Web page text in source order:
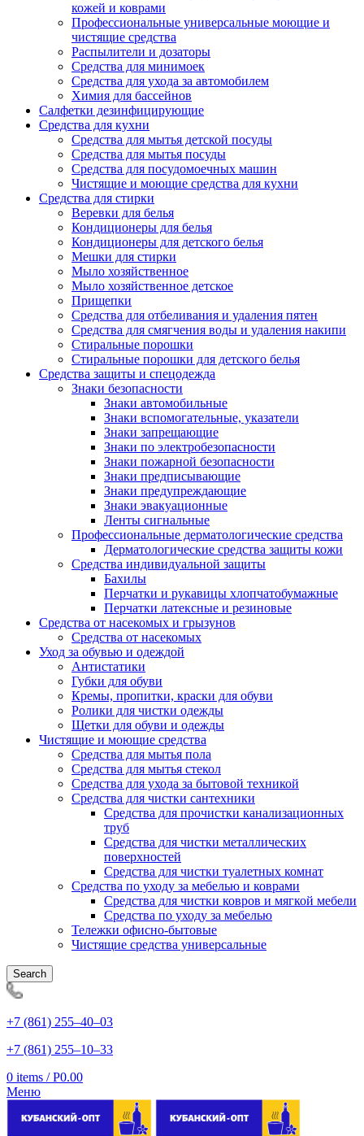
кожей и коврами
Профессиональные универсальные моющие и
чистящие средства
Распылители и дозаторы
Средства для минимоек
Средства для ухода за автомобилем
Химия для бассейнов
Салфетки дезинфицирующие
Средства для кухни
Средства для мытья детской посуды
Средства для мытья посуды
Средства для посудомоечных машин
Чистящие и моющие средства для кухни
Средства для стирки
Веревки для белья
Кондиционеры для белья
Кондиционеры для детского белья
Мешки для стирки
Мыло хозяйственное
Мыло хозяйственное детское
Прищепки
Средства для отбеливания и удаления пятен
Средства для смягчения воды и удаления накипи
Стиральные порошки
Стиральные порошки для детского белья
Средства защиты и спецодежда
Знаки безопасности
Знаки автомобильные
Знаки вспомогательные, указатели
Знаки запрещающие
Знаки по электробезопасности
Знаки пожарной безопасности
Знаки предписывающие
Знаки предупреждающие
Знаки эвакуационные
Ленты сигнальные
Профессиональные дерматологические средства
Дерматологические средства защиты кожи
Средства индивидуальной защиты
Бахилы
Перчатки и рукавицы хлопчатобумажные
Перчатки латексные и резиновые
Средства от насекомых и грызунов
Средства от насекомых
Уход за обувью и одеждой
Антистатики
Губки для обуви
Кремы, пропитки, краски для обуви
Ролики для чистки одежды
Щетки для обуви и одежды
Чистящие и моющие средства
Средства для мытья пола
Средства для мытья стекол
Средства для ухода за бытовой техникой
Средства для чистки сантехники
Средства для прочистки канализационных
труб
Средства для чистки металлических
поверхностей
Средства для чистки туалетных комнат
Средства по уходу за мебелью и коврами
Средства для чистки ковров и мягкой мебели
Средства по уходу за мебелью
Тележки офисно-бытовые
Чистящие средства универсальные
Search
+7 (861) 255‒40‒03
+7 (861) 255‒10‒33
0 items / Р0.00
Меню